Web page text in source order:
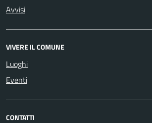
Avvisi
VIVERE IL COMUNE
Luoghi
Eventi
CONTATTI